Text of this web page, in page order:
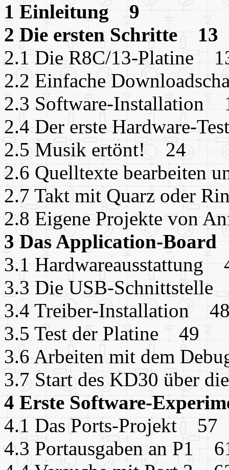
1 Einleitung 9
2 Die ersten Schritte 13
2.1 Die R8C/13-Platine
2.2 Einfache
2.3 Software-Installation
2.4 Der erste Hardware-
2.5 Musik ertönt! 24
2.6 Quelltexte bearbeiten
2.7 Takt mit Quarz oder
2.8 Eigene Projekte von
3 Das Application-
3.1 Hardwareausstattung
3.3 Die USB-
3.4 Treiber-Installation
3.5 Test der Platine 49
3.6 Arbeiten mit dem
3.7 Start des KD30 über
4 Erste Software-
4.1 Das Ports-Projekt 57
4.3 Portausgaben an P1